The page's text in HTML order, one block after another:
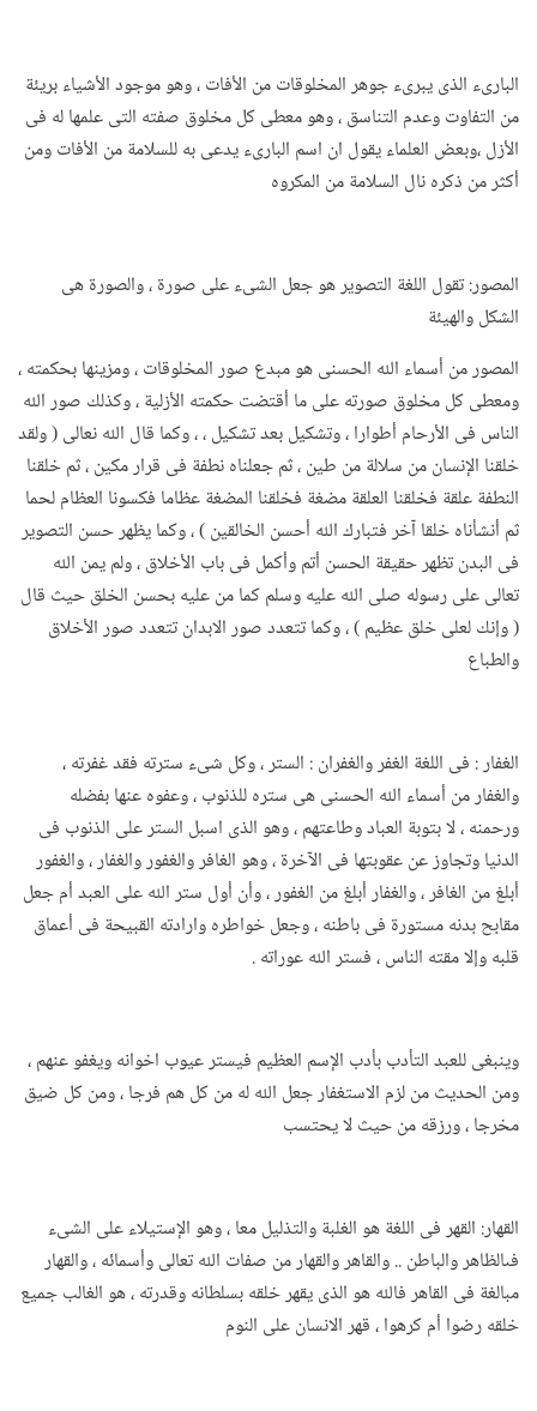
البارىء الذى يبرىء جوهر المخلوقات من الأفات ، وهو موجود الأشياء بريئة
من التفاوت وعدم التناسق ، وهو معطى كل مخلوق صفته التى علمها له فى
الأزل ،وبعض العلماء يقول ان اسم البارىء يدعى به للسلامة من الأفات ومن
أكثر من ذكره نال السلامة من المكروه
المصور: تقول اللغة التصوير هو جعل الشىء على صورة ، والصورة هى
الشكل والهيئة
المصور من أسماء الله الحسنى هو مبدع صور المخلوقات ، ومزينها بحكمته ،
ومعطى كل مخلوق صورته على ما أقتضت حكمته الأزلية ، وكذلك صور الله
الناس فى الأرحام أطوارا ، وتشكيل بعد تشكيل ، ، وكما قال الله نعالى ( ولقد
خلقنا الإنسان من سلالة من طين ، ثم جعلناه نطفة فى قرار مكين ، ثم خلقنا
النطفة علقة فخلقنا العلقة مضغة فخلقنا المضغة عظاما فكسونا العظام لحما
ثم أنشأناه خلقا آخر فتبارك الله أحسن الخالقين ) ، وكما يظهر حسن التصوير
فى البدن تظهر حقيقة الحسن أتم وأكمل فى باب الأخلاق ، ولم يمن الله
تعالى على رسوله صلى الله عليه وسلم كما من عليه بحسن الخلق حيث قال
( وإنك لعلى خلق عظيم ) ، وكما تتعدد صور الابدان تتعدد صور الأخلاق
والطباع
الغفار : فى اللغة الغفر والغفران : الستر ، وكل شىء سترته فقد غفرته ،
والغفار من أسماء الله الحسنى هى ستره للذنوب ، وعفوه عنها بفضله
ورحمنه ، لا بتوبة العباد وطاعتهم ، وهو الذى اسبل الستر على الذنوب فى
الدنيا وتجاوز عن عقوبتها فى الآخرة ، وهو الغافر والغفور والغفار ، والغفور
أبلغ من الغافر ، والغفار أبلغ من الغفور ، وأن أول ستر الله على العبد أم جعل
مقابح بدنه مستورة فى باطنه ، وجعل خواطره وارادته القبيحة فى أعماق
قلبه وإلا مقته الناس ، فستر الله عوراته .
وينبغى للعبد التأدب بأدب الإسم العظيم فيستر عيوب اخوانه ويغفو عنهم ،
ومن الحديث من لزم الاستغفار جعل الله له من كل هم فرجا ، ومن كل ضيق
مخرجا ، ورزقه من حيث لا يحتسب
القهار: القهر فى اللغة هو الغلبة والتذليل معا ، وهو الإستيلاء على الشىء
فىالظاهر والباطن .. والقاهر والقهار من صفات الله تعالى وأسمائه ، والقهار
مبالغة فى القاهر فالله هو الذى يقهر خلقه بسلطانه وقدرته ، هو الغالب جميع
خلقه رضوا أم كرهوا ، قهر الانسان على النوم